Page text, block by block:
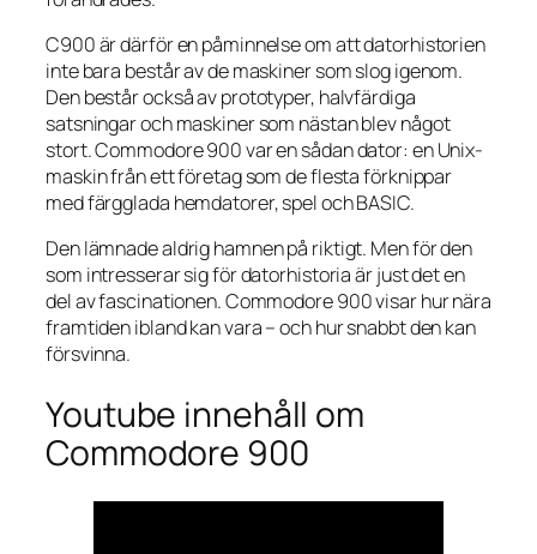
C900 är därför en påminnelse om att datorhistorien
inte bara består av de maskiner som slog igenom.
Den består också av prototyper, halvfärdiga
satsningar och maskiner som nästan blev något
stort. Commodore 900 var en sådan dator: en Unix-
maskin från ett företag som de flesta förknippar
med färgglada hemdatorer, spel och BASIC.
Den lämnade aldrig hamnen på riktigt. Men för den
som intresserar sig för datorhistoria är just det en
del av fascinationen. Commodore 900 visar hur nära
framtiden ibland kan vara – och hur snabbt den kan
försvinna.
Youtube innehåll om
Commodore 900